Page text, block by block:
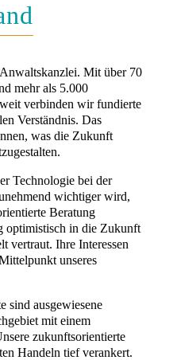
Mit über 70
mehr als 5.000
verbinden wir fundierte
Verständnis. Das
was die Zukunft
Technologie bei der
wichtiger wird,
Beratung
optimistisch in die Zukunft
vertraut. Ihre Interessen
unseres
sind ausgewiesene
mit einem
zukunftsorientierte
Handeln tief verankert.